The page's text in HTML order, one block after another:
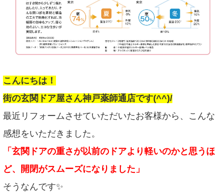
こんにちは！
街の玄関ドア屋さん神戸薬師通店です(^^)/
最近リフォームさせていただいたお客様から、こんな
感想をいただきました。
「玄関ドアの重さが以前のドアより軽いのかと思うほ
ど、開閉がスムーズになりました」
そうなんです✨